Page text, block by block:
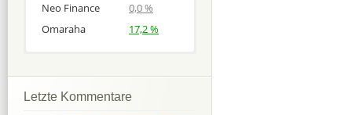
Neo Finance
0,0 %
Omaraha
17,2 %
Bondora
Bondora
Letzte Kommentare